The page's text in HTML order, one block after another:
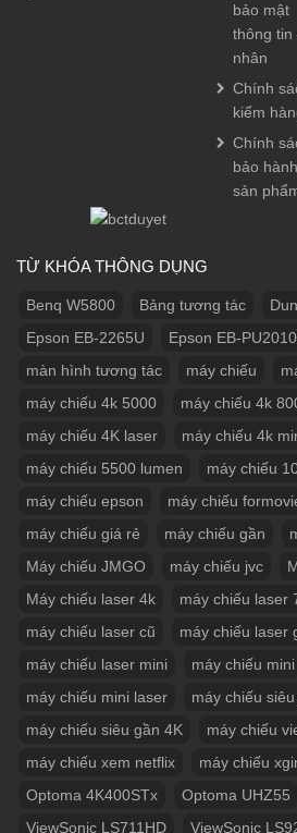
bảo mật
thông tin
nhân
Chính
kiểm
Chính
bảo hành
sản
TỪ KHÓA THÔNG DỤNG
Benq W5800 Bảng tương tác
Epson EB-2265U
Epson EB-
màn hình tương tác
máy chiếu
máy chiếu 4k 5000
máy chiếu 4k
máy chiếu 4K laser
máy chiếu 4k
máy chiếu 5500 lumen
máy chiếu
máy chiếu epson
máy chiếu
máy chiếu giá rẻ
máy chiếu gần
Máy chiếu JMGO
máy chiếu jvc
Máy chiếu laser 4k
máy chiếu laser
máy chiếu laser cũ
máy chiếu laser
máy chiếu laser mini
máy chiếu mini
máy chiếu mini laser
máy chiếu
máy chiếu siêu gần 4K
máy chiếu
máy chiếu xem netflix
máy chiếu
Optoma 4K400STx
Optoma UHZ55
ViewSonic LS711HD
ViewSonic